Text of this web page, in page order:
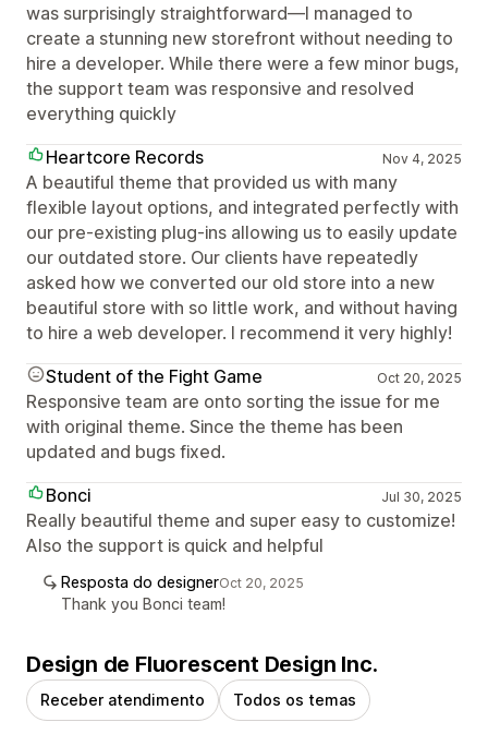
was surprisingly straightforward—I managed to
create a stunning new storefront without needing to
hire a developer. While there were a few minor bugs,
the support team was responsive and resolved
everything quickly
Heartcore Records
Nov 4, 2025
A beautiful theme that provided us with many
flexible layout options, and integrated perfectly with
our pre-existing plug-ins allowing us to easily update
our outdated store. Our clients have repeatedly
asked how we converted our old store into a new
beautiful store with so little work, and without having
to hire a web developer. I recommend it very highly!
Student of the Fight Game
Oct 20, 2025
Responsive team are onto sorting the issue for me
with original theme. Since the theme has been
updated and bugs fixed.
Bonci
Jul 30, 2025
Really beautiful theme and super easy to customize!
Also the support is quick and helpful
Resposta do designerOct 20, 2025
Thank you Bonci team!
Design de Fluorescent Design Inc.
Receber atendimento Todos os temas